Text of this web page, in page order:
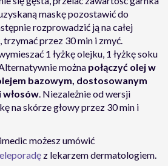
maskę pozostawić do
rozprowadzić ją na całej
trzymać przez 30 min i zmyć.
1 łyżkę olejku, 1 łyżkę soku
można połączyć olej w
bazowym, dostosowanym
. Niezależnie od wersji
na skórze głowy przez 30 min i
możesz umówić
z lekarzem dermatologiem.